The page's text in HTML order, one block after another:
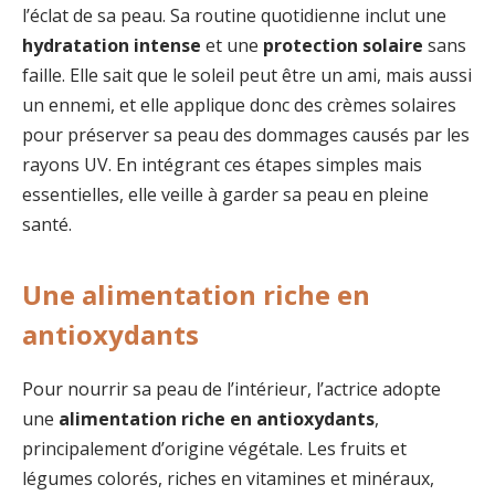
l’éclat de sa peau. Sa routine quotidienne inclut une
hydratation intense et une protection solaire sans
faille. Elle sait que le soleil peut être un ami, mais aussi
un ennemi, et elle applique donc des crèmes solaires
pour préserver sa peau des dommages causés par les
rayons UV. En intégrant ces étapes simples mais
essentielles, elle veille à garder sa peau en pleine
santé.
Une alimentation riche en
antioxydants
Pour nourrir sa peau de l’intérieur, l’actrice adopte
une alimentation riche en antioxydants,
principalement d’origine végétale. Les fruits et
légumes colorés, riches en vitamines et minéraux,